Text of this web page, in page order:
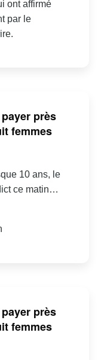
ont affirmé
par le
près
femmes
10 ans, le
ce matin…
près
femmes